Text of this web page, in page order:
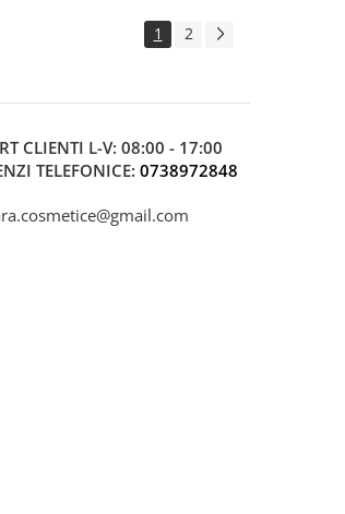
1 2
CLIENTI L-V: 08:00 - 17:00
TELEFONICE: 0738972848